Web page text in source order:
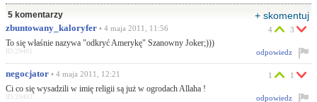
5 komentarzy + skomentuj
zbuntowany_kaloryfer • 4 maja 2011, 11:56
To się właśnie nazywa "odkryć Amerykę" Szanowny Joker;)))
4 3
odpowiedz
ID:29491
negocjator • 4 maja 2011, 12:21
Ci co się wysadzili w imię religii są już w ogrodach Allaha !
1 1
odpowiedz
ID:29492